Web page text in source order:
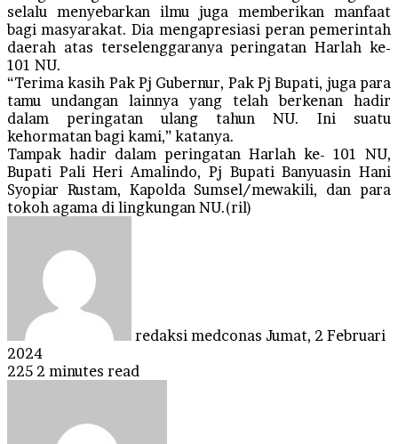
selalu menyebarkan ilmu juga memberikan manfaat
bagi masyarakat. Dia mengapresiasi peran pemerintah
daerah atas terselenggaranya peringatan Harlah ke-
101 NU.
“Terima kasih Pak Pj Gubernur, Pak Pj Bupati, juga para
tamu undangan lainnya yang telah berkenan hadir
dalam peringatan ulang tahun NU. Ini suatu
kehormatan bagi kami,” katanya.
Tampak hadir dalam peringatan Harlah ke- 101 NU,
Bupati Pali Heri Amalindo, Pj Bupati Banyuasin Hani
Syopiar Rustam, Kapolda Sumsel/mewakili, dan para
tokoh agama di lingkungan NU.(ril)
redaksi medconas Jumat, 2 Februari
2024
225 2 minutes read